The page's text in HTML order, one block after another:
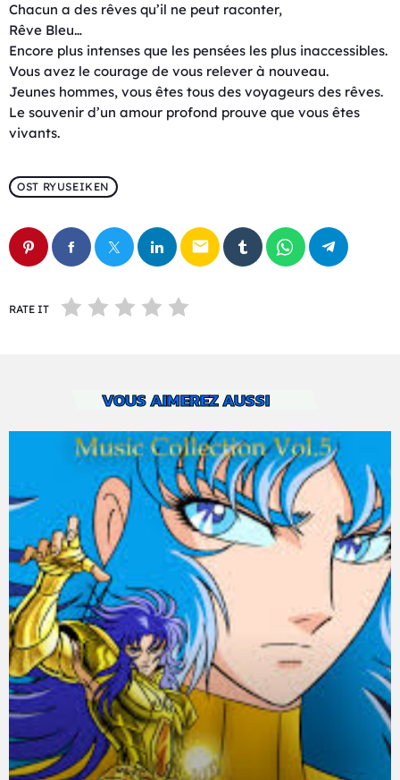
Chacun a des rêves qu’il ne peut raconter,
Rêve Bleu…
Encore plus intenses que les pensées les plus inaccessibles.
Vous avez le courage de vous relever à nouveau.
Jeunes hommes, vous êtes tous des voyageurs des rêves.
Le souvenir d’un amour profond prouve que vous êtes
vivants.
OST RYUSEIKEN
email
RATE IT
VOUS AIMEREZ AUSSI